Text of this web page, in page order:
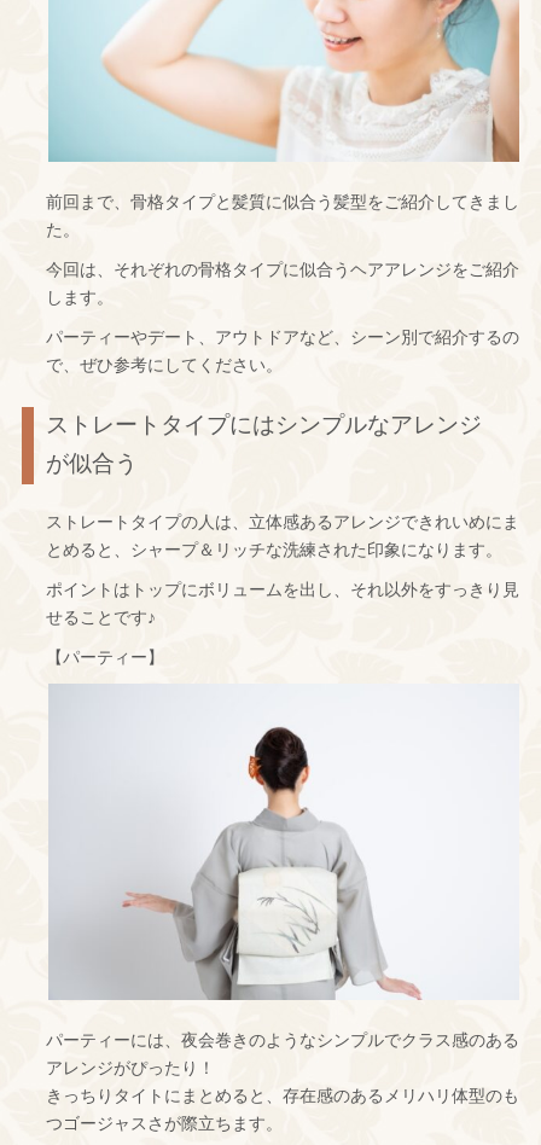
前回まで、骨格タイプと髪質に似合う髪型をご紹介してきまし
た。
今回は、それぞれの骨格タイプに似合うヘアアレンジをご紹介
します。
パーティーやデート、アウトドアなど、シーン別で紹介するの
で、ぜひ参考にしてください。
ストレートタイプにはシンプルなアレンジ
が似合う
ストレートタイプの人は、立体感あるアレンジできれいめにま
とめると、シャープ＆リッチな洗練された印象になります。
ポイントはトップにボリュームを出し、それ以外をすっきり見
せることです♪
【パーティー】
パーティーには、夜会巻きのようなシンプルでクラス感のある
アレンジがぴったり！
きっちりタイトにまとめると、存在感のあるメリハリ体型のも
つゴージャスさが際立ちます。